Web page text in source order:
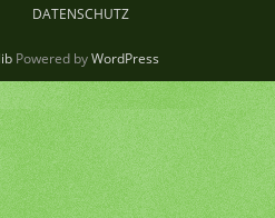
DATENSCHUTZ
Powered byWordPress